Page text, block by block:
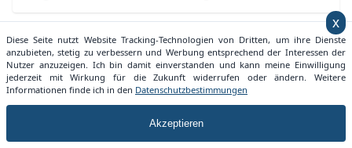
Ist Ludwigshafen am Rhein eine teure Stadt im
deutschlandweiten Vergleich?
Im Vergleich zum bundesweiten Durchschnitt von
203,59 € ist Ludwigshafen am Rhein eine günstige
Stadt in Bezug auf die Grundstückspreise im
x
Diese Seite nutzt Website Tracking-Technologien von Dritten, um ihre Dienste
anzubieten, stetig zu verbessern und Werbung entsprechend der Interessen der
Nutzer anzuzeigen. Ich bin damit einverstanden und kann meine Einwilligung
jederzeit mit Wirkung für die Zukunft widerrufen oder ändern. Weitere
Informationen finde ich in den Datenschutzbestimmungen
Akzeptieren